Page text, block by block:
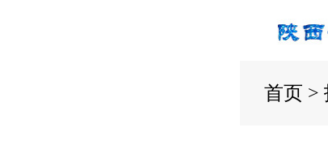
首页 >